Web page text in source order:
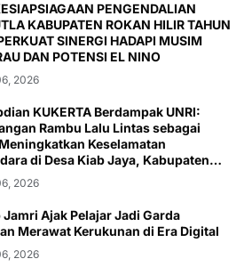
PENGENDALIAN
KABUPATEN ROKAN HILIR TAHUN
SINERGI HADAPI MUSIM
DAN POTENSI EL NINO
2026
KUKERTA Berdampak UNRI:
Rambu Lalu Lintas sebagai
Keselamatan
di Desa Kiab Jaya, Kabupaten
2026
Jamri Ajak Pelajar Jadi Garda
Merawat Kerukunan di Era Digital
2026